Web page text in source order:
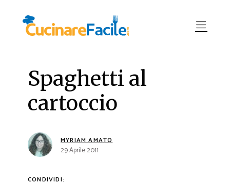
Spaghetti al
cartoccio
MYRIAM AMATO
29 Aprile 2011
CONDIVIDI: